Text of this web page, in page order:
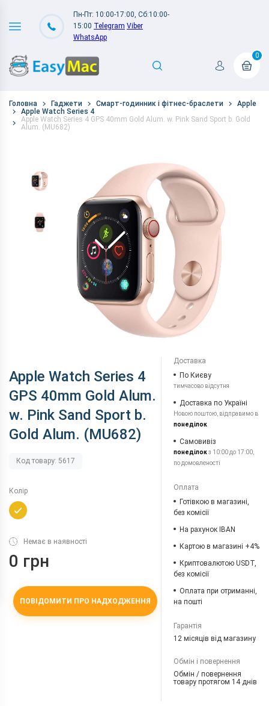
Пн-Пт: 10:00-17:00, Сб:10:00-
15:00 Telegram Viber
WhatsApp
0
Головна Гаджети Смарт-годинник і фітнес-браслети
Apple
Apple Watch Series 4
Apple Watch Series 4 GPS 40mm Gold Alum. w. Pink Sand Sport b. Gold
Alum. (MU682)
Apple Watch Series 4
GPS 40mm Gold Alum.
w. Pink Sand Sport b.
Gold Alum. (MU682)
Код товару: 5617
Колір
Немає в наявності
0 грн
ПОВІДОМИТИ ПРО НАДХОДЖЕННЯ
Доставка
По Києву
тимчасово відсутня
Доставка по Україні
Новою поштою, відправимо в
понеділок
Самовивіз
понеділокз 10:00 до 17:00,
по домовленості
Оплата
Готівкою в магазині,
без комісії
На рахунок IBAN
Картою в магазині +4%
Криптовалютою USDT,
без комісії
Оплата при отриманні,
на пошті
Гарантія
12 місяців від магазину
Обмін і повернення
Обмін / повернення
товару протягом 14 днів